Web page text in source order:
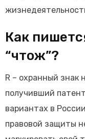
Как
“чтож”?
R – охранный знак
получивший
вариантах в
правовой защиты